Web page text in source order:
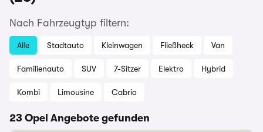
Nach Fahrzeugtyp filtern:
Alle Stadtauto Kleinwagen Fließheck Van
Familienauto SUV 7-Sitzer Elektro Hybrid
Kombi Limousine Cabrio
23 Opel Angebote gefunden